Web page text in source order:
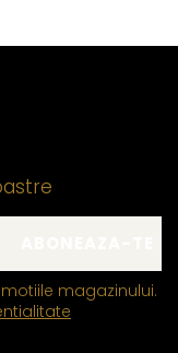
magazinului.